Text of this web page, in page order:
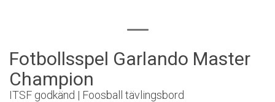
Fotbollsspel Garlando Master
Champion
ITSF godkänd | Foosball tävlingsbord